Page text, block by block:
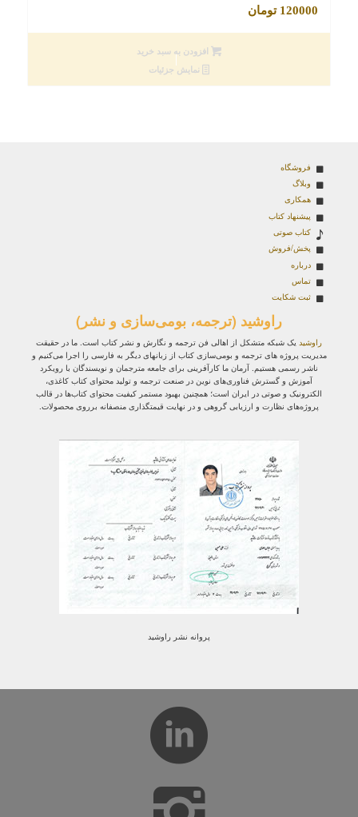
120000 تومان
افزودن به سبد خرید
نمایش جزئیات
فروشگاه
وبلاگ
همکاری
پیشنهاد کتاب
کتاب صوتی
پخش/فروش
درباره
تماس
ثبت شکایت
راوشید (ترجمه، بومی‌سازی و نشر)
راوشید یک شبکه متشکل از اهالی فن ترجمه و نگارش و نشر کتاب است. ما در حقیقت
مدیریت پروژه‌ های ترجمه و بومی‌سازی کتاب از زبانهای دیگر به فارسی را اجرا می‌کنیم و
ناشر رسمی هستیم. آرمان ما کارآفرینی برای جامعه مترجمان و نویسندگان با رویکرد
آموزش و گسترش فناوری‌های نوین در صنعت ترجمه و تولید محتوای کتاب کاغذی،
الکترونیک و صوتی در ایران است؛ همچنین بهبود مستمر کیفیت محتوای کتاب‌ها در قالب
پروژه‌های نظارت و ارزیابی گروهی و در نهایت قیمتگذاری منصفانه برروی محصولات.
پروانه نشر راوشید